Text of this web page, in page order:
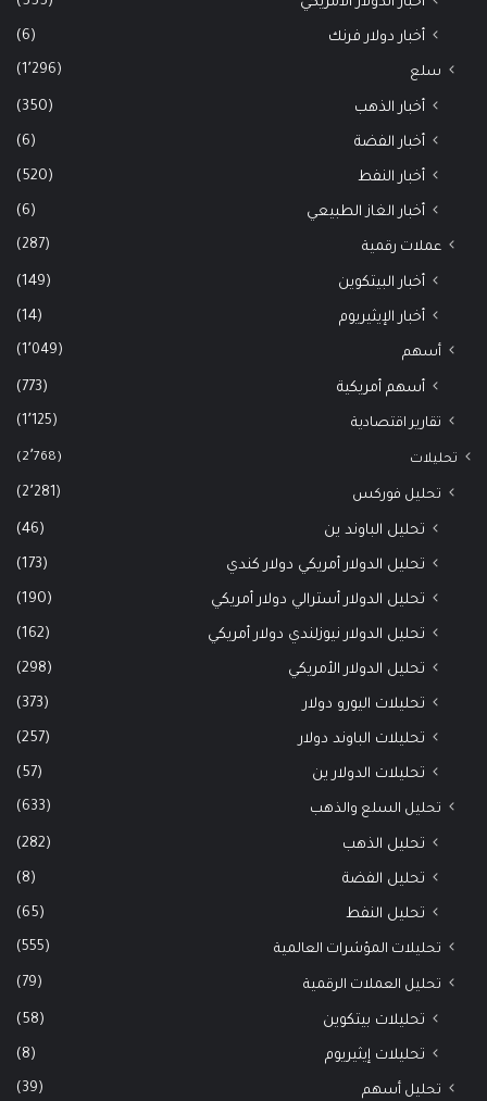
أخبار دولار فرنك (6)
سلع (1٬296)
أخبار الذهب (350)
أخبار الفضة (6)
أخبار النفط (520)
أخبار الغاز الطبيعي (6)
عملات رقمية (287)
أخبار البيتكوين (149)
أخبار الإيثيريوم (14)
أسهم (1٬049)
أسهم أمريكية (773)
تقارير اقتصادية (1٬125)
تحليلات (2٬768)
تحليل فوركس (2٬281)
تحليل الباوند ين (46)
تحليل الدولار أمريكي دولار كندي (173)
تحليل الدولار أسترالي دولار أمريكي (190)
تحليل الدولار نيوزلندي دولار أمريكي (162)
تحليل الدولار الأمريكي (298)
تحليلات اليورو دولار (373)
تحليلات الباوند دولار (257)
تحليلات الدولار ين (57)
تحليل السلع والذهب (633)
تحليل الذهب (282)
تحليل الفضة (8)
تحليل النفط (65)
تحليلات المؤشرات العالمية (555)
تحليل العملات الرقمية (79)
تحليلات بيتكوين (58)
تحليلات إيثيريوم (8)
تحليل أسهم (39)